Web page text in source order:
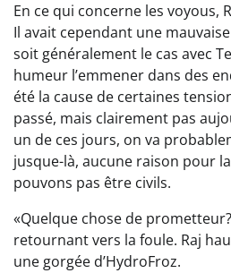
En ce qui concerne les voyous,
Il avait cependant une
soit généralement le cas avec
humeur l’emmener dans des
été la cause de certaines
passé, mais clairement pas
un de ces jours, on va
jusque-là, aucune raison pour
pouvons pas être civils.
«Quelque chose de
retournant vers la foule. Raj
une gorgée d’HydroFroz.